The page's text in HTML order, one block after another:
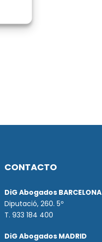
CONTACTO
DiG Abogados BARCELONA
Diputació, 260. 5º
T. 933 184 400
DiG Abogados MADRID